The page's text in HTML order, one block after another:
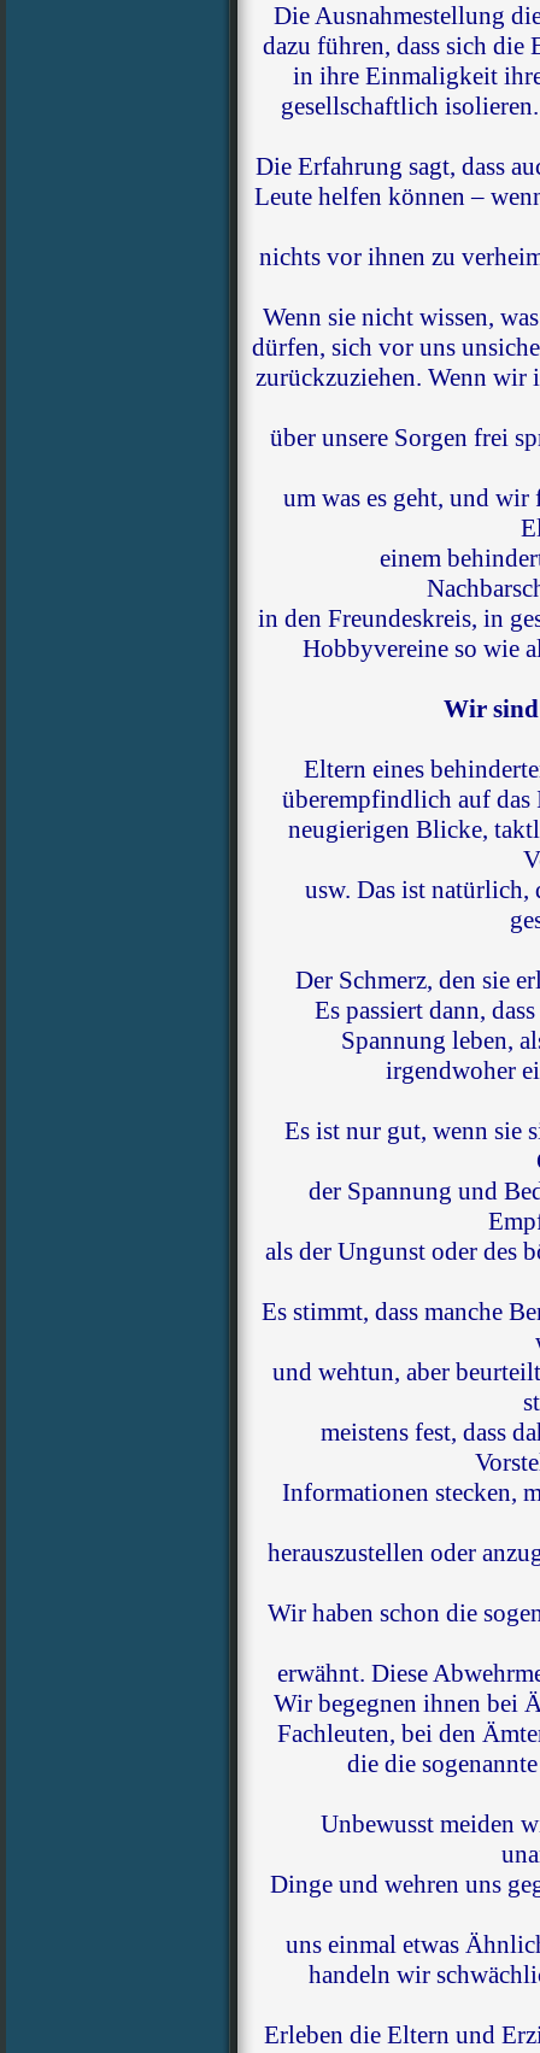
Die Ausnahmestellung
dazu führen, dass sich die
in ihre Einmaligkeit
gesellschaftlich
Die Erfahrung sagt, dass
Leute helfen können –
nichts vor ihnen zu
Wenn sie nicht wissen,
dürfen, sich vor uns
zurückzuziehen. Wenn wir
über unsere Sorgen frei
um was es geht, und
einem
in den Freundeskreis, in
Hobbyvereine so wie
Wir
Eltern eines
überempfindlich auf das
neugierigen Blicke,
usw. Das ist natürlich,
Der Schmerz, den sie
Es passiert dann,
Spannung leben,
irgendwoher
Es ist nur gut, wenn sie
der Spannung und
als der Ungunst oder des
Es stimmt, dass manche
und wehtun, aber
meistens fest, dass
Informationen stecken,
herauszustellen oder
Wir haben schon die
erwähnt. Diese
Wir begegnen ihnen bei
Fachleuten, bei den
die die
Unbewusst meiden
Dinge und wehren uns
uns einmal etwas
handeln wir
Erleben die Eltern und